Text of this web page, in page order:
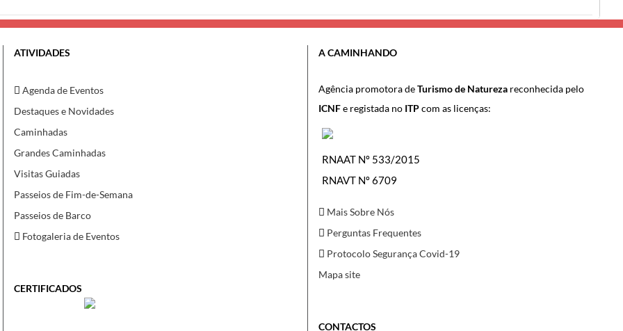
ATIVIDADES
Agenda de Eventos
Destaques e Novidades
Caminhadas
Grandes Caminhadas
Visitas Guiadas
Passeios de Fim-de-Semana
Passeios de Barco
Fotogaleria de Eventos
CERTIFICADOS
A CAMINHANDO
Agência promotora deTurismo de Natureza reconhecida pelo
ICNFe registada no ITPcom as licenças:
RNAAT Nº 533/2015
RNAVT Nº 6709
Mais Sobre Nós
Perguntas Frequentes
Protocolo Segurança Covid-19
Mapa site
CONTACTOS